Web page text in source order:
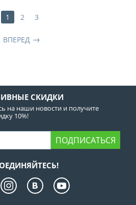
1 2 3
ВПЕРЕД
СКИДКИ
на наши новости и получите
10%!
ПОДПИСАТЬСЯ